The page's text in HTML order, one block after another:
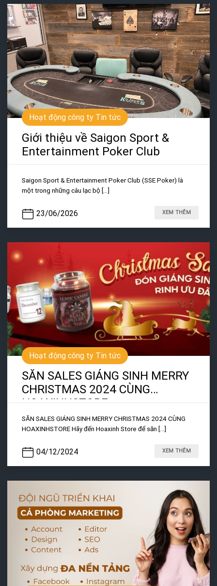
Hoạt động công ty Tin tức
Giới thiệu về Saigon Sport &
Entertainment Poker Club
23/06/2026
Saigon Sport & Entertainment Poker Club (SSE Poker) là
một trong những câu lạc bộ [...]
XEM THÊM
Hoạt động công ty Tin tức
SĂN SALES GIÁNG SINH MERRY
CHRISTMAS 2024 CÙNG
HOAXINHSTORE
04/12/2024
SĂN SALES GIÁNG SINH MERRY CHRISTMAS 2024 CÙNG
HOAXINHSTORE Hãy đến Hoaxinh Store để săn [...]
XEM THÊM